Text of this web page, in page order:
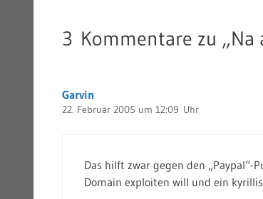
3 Kommentare zu „Na
Garvin
22. Februar 2005 um 12:09 Uhr
Das hilft zwar gegen den „Paypal“-
Domain exploiten will und ein